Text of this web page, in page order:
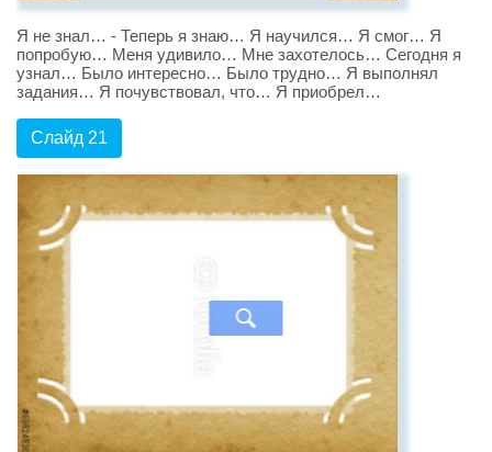
Я не знал… - Теперь я знаю… Я научился… Я смог… Я
попробую… Меня удивило… Мне захотелось… Сегодня я
узнал… Было интересно… Было трудно… Я выполнял
задания… Я почувствовал, что… Я приобрел…
Слайд 21